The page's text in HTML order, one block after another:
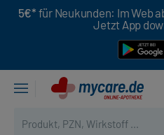
5€* für Neukunden: Im Web
Jetzt App